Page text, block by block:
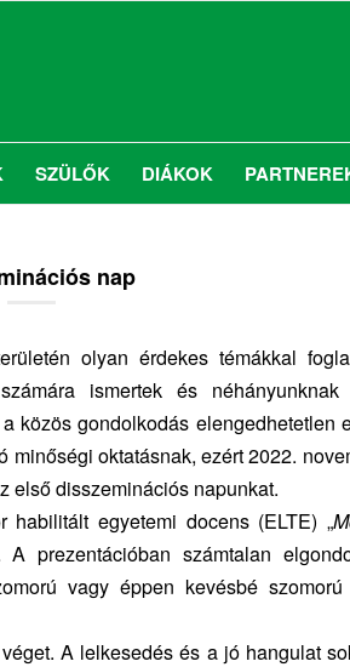
SZÜLŐK DIÁKOK
nap
olyan érdekes témákkal
ismertek és néhányunknak
közös gondolkodás elengedhetetlen
oktatásnak, ezért 2022.
első disszeminációs napunkat.
egyetemi docens (ELTE) „
prezentációban számtalan
vagy éppen kevésbé szomorú
A lelkesedés és a jó hangulat